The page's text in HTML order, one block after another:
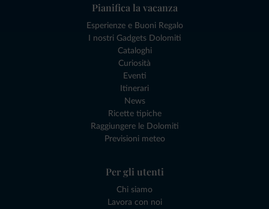
Pianifica la vacanza
Esperienze e Buoni Regalo
I nostri Gadgets Dolomiti
Cataloghi
Curiosità
Eventi
Itinerari
News
Ricette tipiche
Raggiungere le Dolomiti
Previsioni meteo
Per gli utenti
Chi siamo
Lavora con noi